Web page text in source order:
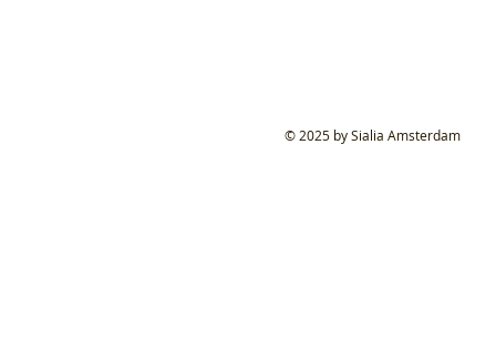
© 2025 by Sialia Amsterdam